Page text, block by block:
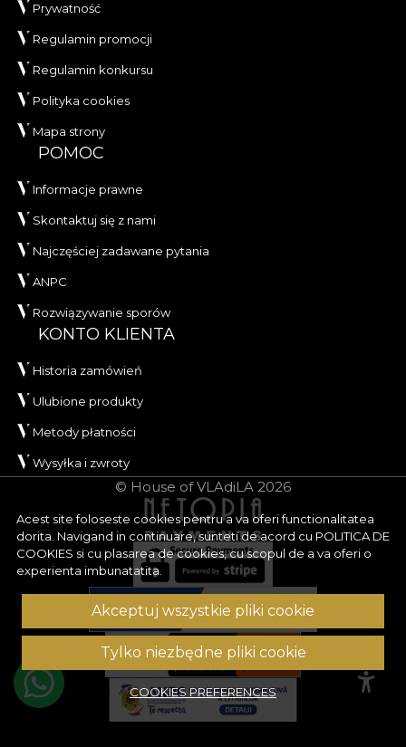
Acest site foloseste cookies pentru a va oferi functionalitatea
dorita. Navigand in continuare, sunteti de acord cu POLITICA DE
COOKIES si cu plasarea de cookies, cu scopul de a va oferi o
experienta imbunatatita.
Akceptuj wszystkie pliki cookie
Tylko niezbędne pliki cookie
COOKIES PREFERENCES
Prywatność
Regulamin promocji
Regulamin konkursu
Polityka cookies
Mapa strony
POMOC
Informacje prawne
Skontaktuj się z nami
Najczęściej zadawane pytania
ANPC
Rozwiązywanie sporów
KONTO KLIENTA
Historia zamówień
Ulubione produkty
Metody płatności
Wysyłka i zwroty
© House of VLAdiLA 2026